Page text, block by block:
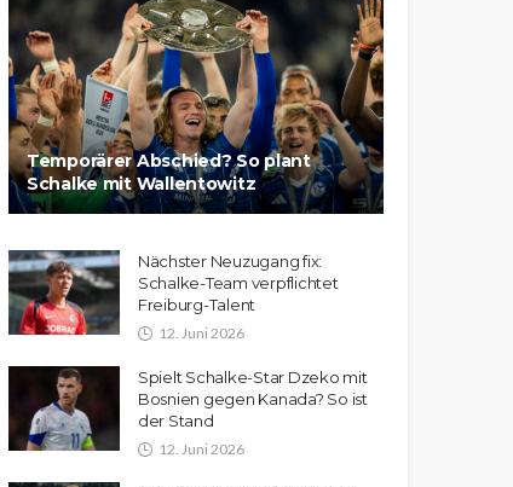
Temporärer Abschied? So plant
Schalke mit Wallentowitz
Nächster Neuzugang fix:
Schalke-Team verpflichtet
Freiburg-Talent
12. Juni 2026
Spielt Schalke-Star Dzeko mit
Bosnien gegen Kanada? So ist
der Stand
12. Juni 2026